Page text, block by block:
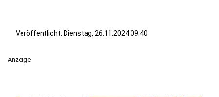
Veröffentlicht: Dienstag, 26.11.2024 09:40
Anzeige